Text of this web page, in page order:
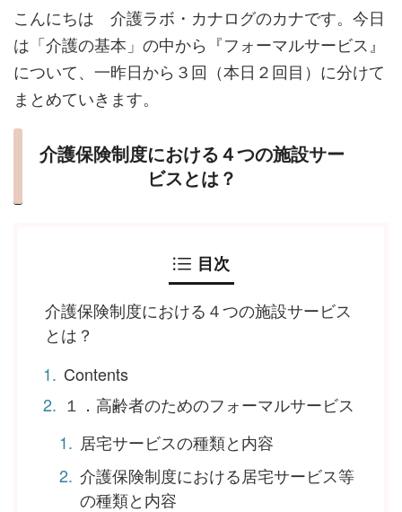
こんにちは 介護ラボ・カナログのカナです。今日
は「介護の基本」の中から『フォーマルサービス』
について、一昨日から３回（本日２回目）に分けて
まとめていきます。
介護保険制度における４つの施設サー
ビスとは？
目次
介護保険制度における４つの施設サービス
とは？
Contents
１．高齢者のためのフォーマルサービス
居宅サービスの種類と内容
介護保険制度における居宅サービス等
の種類と内容